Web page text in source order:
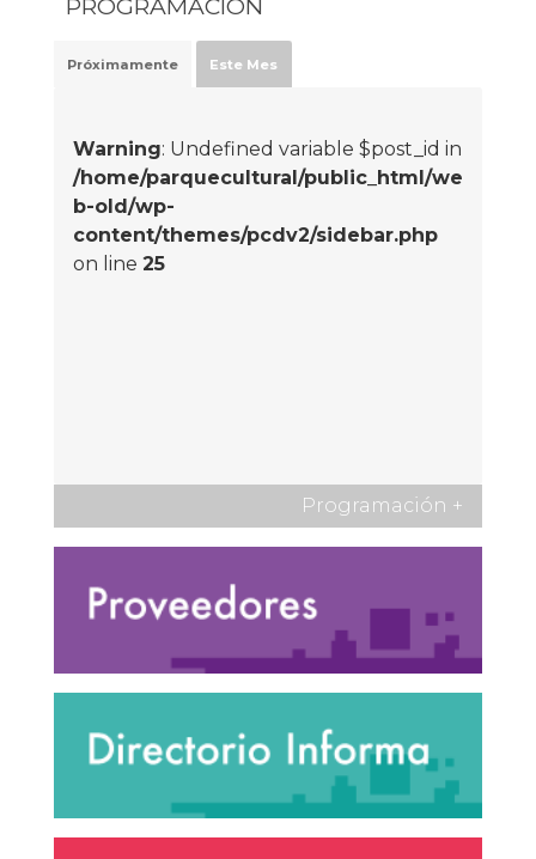
PROGRAMACIÓN
Próximamente Este Mes
Warning: Undefined variable $post_id in
/home/parquecultural/public_html/we
b-old/wp-
content/themes/pcdv2/sidebar.php
on line 25
Programación +